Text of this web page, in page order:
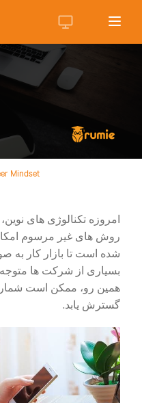
Mindset
امروزه تکنالوژی های
روش های غیر مرسوم
شده است تا بازار کار به
بسیاری از شرکت ها متوجه
همین رو، ممکن است شمار
گسترش یابد.